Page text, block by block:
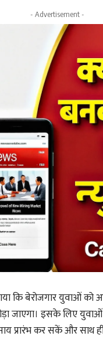
- Advertisement -
कि बेरोजगार युवाओं को
जाएगा। इसके लिए युवाओं
प्रारंभ कर सकें और साथ